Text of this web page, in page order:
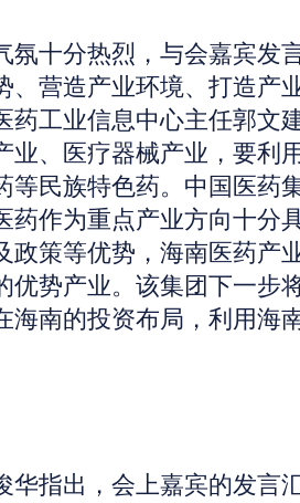
十分热烈，与会嘉宾发
、营造产业环境、打造产
药工业信息中心主任郭文
业、医疗器械产业，要利
等民族特色药。中国医药
药作为重点产业方向十分
政策等优势，海南医药产
优势产业。该集团下一步
海南的投资布局，利用海
华指出，会上嘉宾的发言